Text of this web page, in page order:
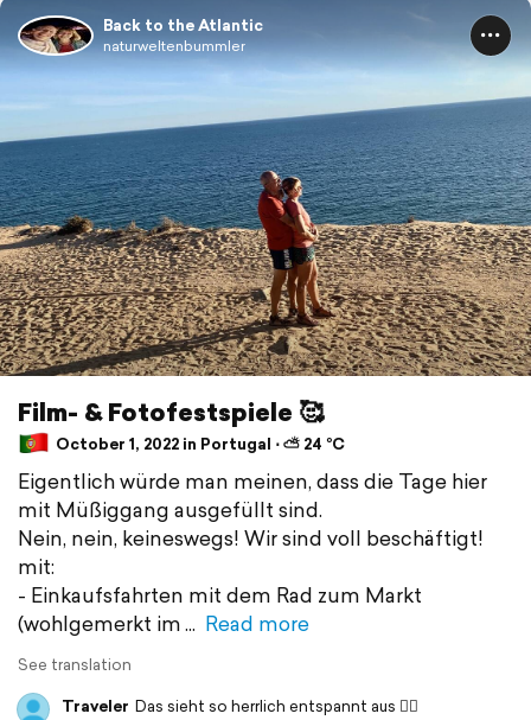
Back to the Atlantic
naturweltenbummler
Film- & Fotofestspiele 🥰
October 1, 2022 in Portugal ⋅ ⛅ 24 °C
Eigentlich würde man meinen, dass die Tage hier
mit Müßiggang ausgefüllt sind.
Nein, nein, keineswegs! Wir sind voll beschäftigt!
mit:
- Einkaufsfahrten mit dem Rad zum Markt
(wohlgemerkt im
Read more
See translation
Traveler Das sieht so herrlich entspannt aus 🙋‍♀️